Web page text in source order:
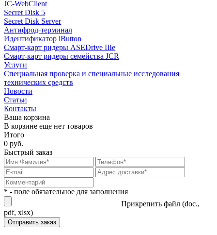
JC-WebClient
Secret Disk 5
Secret Disk Server
Антифрод-терминал
Идентификатор iButton
Смарт-карт ридеры ASEDrive IIIe
Смарт-карт ридеры семейства JCR
Услуги
Специальная проверка и специальные исследования
технических средств
Новости
Статьи
Контакты
Ваша корзина
В корзине еще нет товаров
Итого
0 руб.
Быстрый заказ
* - поле обязательное для заполнения
Прикрепить файл (doc.,
pdf, xlsx)